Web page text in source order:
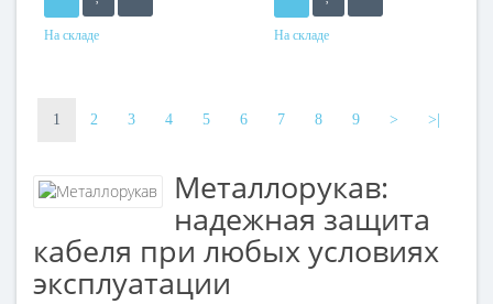
На складе На складе
1 2 3 4 5 6 7 8 9 > >|
Металлорукав:
надежная защита
кабеля при любых условиях
эксплуатации